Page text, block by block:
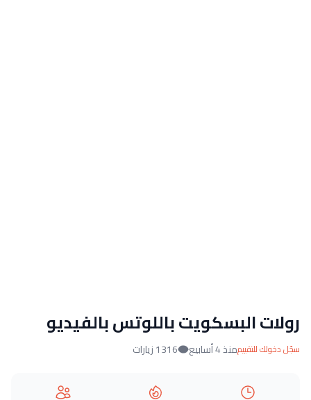
رولات البسكويت باللوتس بالفيديو
سجّل دخولك للتقييممنذ 4 أسابيع 1316 زيارات